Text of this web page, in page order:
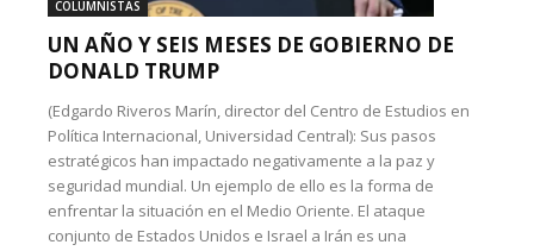
COLUMNISTAS
UN AÑO Y SEIS MESES DE GOBIERNO DE
DONALD TRUMP
(Edgardo Riveros Marín, director del Centro de Estudios en
Política Internacional, Universidad Central): Sus pasos
estratégicos han impactado negativamente a la paz y
seguridad mundial. Un ejemplo de ello es la forma de
enfrentar la situación en el Medio Oriente. El ataque
conjunto de Estados Unidos e Israel a Irán es una